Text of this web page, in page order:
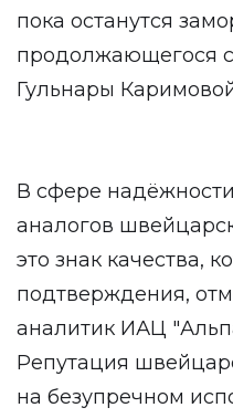
пока останутся
продолжающегося
Гульнары
В сфере
аналогов
это знак качества,
подтверждения,
аналитик ИАЦ
Репутация
на безупречном